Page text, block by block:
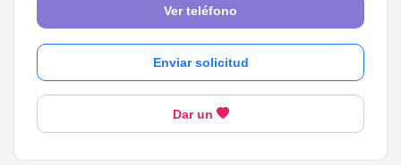
Ver teléfono
Enviar solicitud
Dar un